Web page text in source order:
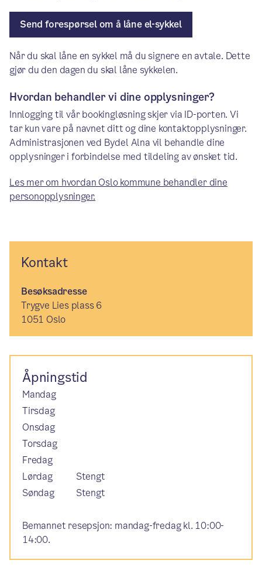
Send forespørsel om å låne el-sykkel
Når du skal låne en sykkel må du signere en avtale. Dette
gjør du den dagen du skal låne sykkelen.
Hvordan behandler vi dine opplysninger?
Innlogging til vår bookingløsning skjer via ID-porten. Vi
tar kun vare på navnet ditt og dine kontaktopplysninger.
Administrasjonen ved Bydel Alna vil behandle dine
opplysninger i forbindelse med tildeling av ønsket tid.
Les mer om hvordan Oslo kommune behandler dine
personopplysninger.
Kontakt
Besøksadresse
Trygve Lies plass 6
1051 Oslo
Åpningstid
Mandag
Tirsdag
Onsdag
Torsdag
Fredag
Lørdag
Stengt
Søndag
Stengt
Bemannet resepsjon: mandag-fredag kl. 10:00-
14:00.